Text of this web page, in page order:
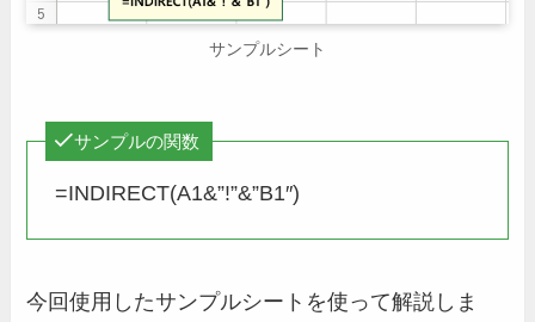
サンプルシート
サンプルの関数
=INDIRECT(A1&”!”&”B1″)
今回使用したサンプルシートを使って解説しま